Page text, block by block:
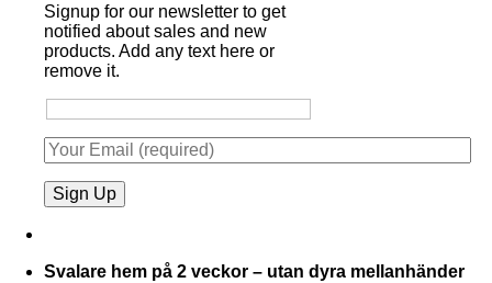
Signup for our newsletter to get
notified about sales and new
products. Add any text here or
remove it.
Svalare hem på 2 veckor – utan dyra mellanhänder